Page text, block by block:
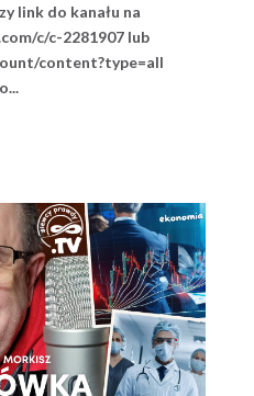
link do kanału na
c/c-2281907 lub
content?type=all